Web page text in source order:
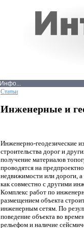
Инфо...
Статьи
Инженерные и
Инженерно-геодезические
строительства дорог и
получение материалов
проводятся на
недвижимости или дороги,
как совместно с другими
Комплекс работ по
размещением объекта
инженерным сетям. По
поведение объекта во
рельефом и наличие